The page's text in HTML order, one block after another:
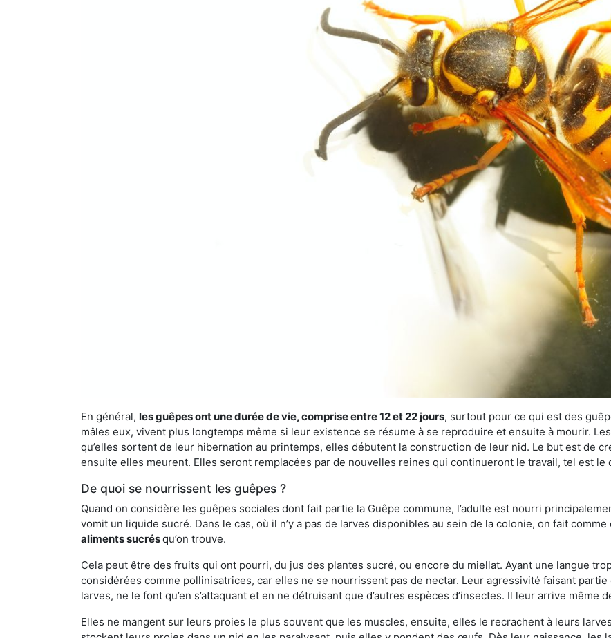
En général, les guêpes ont une durée de vie, comprise entre 12 et 22 jours, surtout pour ce qui est des
mâles eux, vivent plus longtemps même si leur existence se résume à se reproduire et ensuite à mourir.
qu’elles sortent de leur hibernation au printemps, elles débutent la construction de leur nid. Le but est de
ensuite elles meurent. Elles seront remplacées par de nouvelles reines qui continueront le travail, tel est le
De quoi se nourrissent les guêpes ?
Quand on considère les guêpes sociales dont fait partie la Guêpe commune, l’adulte est nourri
vomit un liquide sucré. Dans le cas, où il n’y a pas de larves disponibles au sein de la colonie, on fait
aliments sucrésqu’on trouve.
Cela peut être des fruits qui ont pourri, du jus des plantes sucré, ou encore du miellat. Ayant une langue
considérées comme pollinisatrices, car elles ne se nourrissent pas de nectar. Leur agressivité faisant
larves, ne le font qu’en s’attaquant et en ne détruisant que d’autres espèces d’insectes. Il leur arrive même
Elles ne mangent sur leurs proies le plus souvent que les muscles, ensuite, elles le recrachent à leurs